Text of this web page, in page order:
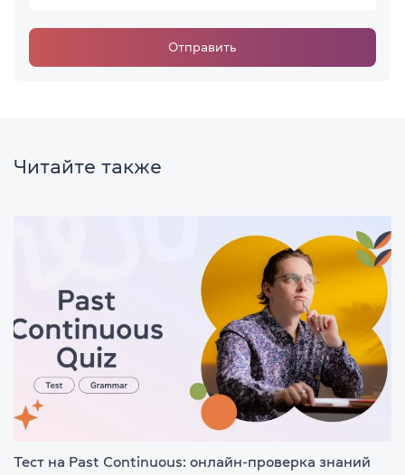
Отправить
Читайте также
Тест на Past Continuous: онлайн-проверка знаний